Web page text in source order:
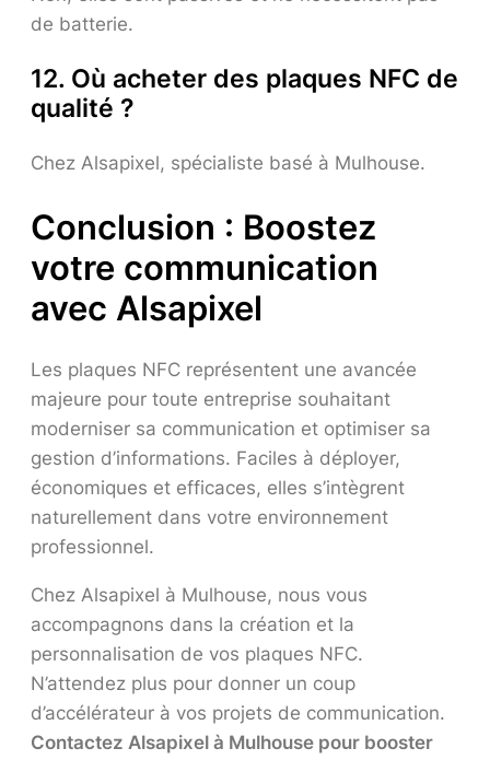
de batterie.
12. Où acheter des plaques NFC de
qualité ?
Chez Alsapixel, spécialiste basé à Mulhouse.
Conclusion : Boostez
votre communication
avec Alsapixel
Les plaques NFC représentent une avancée
majeure pour toute entreprise souhaitant
moderniser sa communication et optimiser sa
gestion d’informations. Faciles à déployer,
économiques et efficaces, elles s’intègrent
naturellement dans votre environnement
professionnel.
Chez Alsapixel à Mulhouse, nous vous
accompagnons dans la création et la
personnalisation de vos plaques NFC.
N’attendez plus pour donner un coup
d’accélérateur à vos projets de communication.
Contactez Alsapixel à Mulhouse pour booster